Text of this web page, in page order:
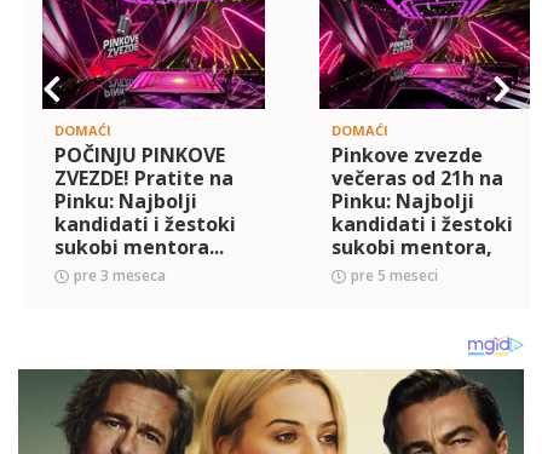
DOMAĆI
POČINJU PINKOVE
ZVEZDE! Pratite na
Pinku: Najbolji
kandidati i žestoki
sukobi mentora...
pre 3 meseca
DOMAĆI
Pinkove zvezde
večeras od 21h na
Pinku: Najbolji
kandidati i žestoki
sukobi mentora,
stiže i NOVA
ČLANICA ŽIRIJA!
pre 5 meseci